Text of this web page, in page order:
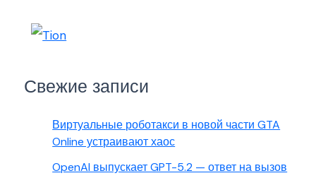
Свежие записи
Виртуальные роботакси в новой части GTA
Online устраивают хаос
OpenAI выпускает GPT-5.2 — ответ на вызов